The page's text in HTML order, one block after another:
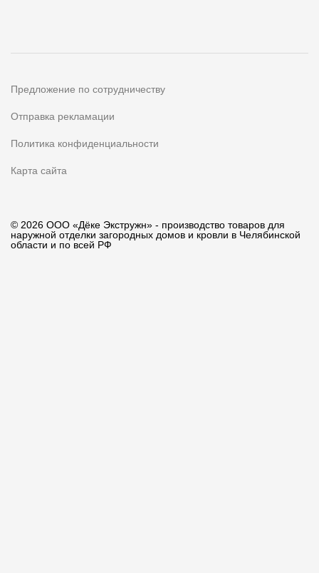
Предложение по сотрудничеству
Отправка рекламации
Политика конфиденциальности
Карта сайта
© 2026 ООО «Дёке Экстружн» - производство товаров для
наружной отделки загородных домов и кровли в Челябинской
области и по всей РФ